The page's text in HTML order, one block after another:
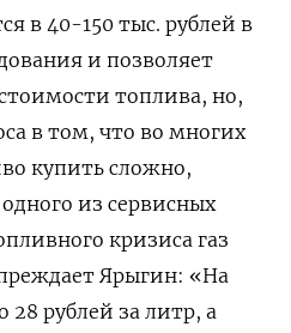
в 40-150 тыс. рублей в
и позволяет
топлива, но,
в том, что во многих
купить сложно,
из сервисных
кризиса газ
Ярыгин: «На
рублей за литр, а